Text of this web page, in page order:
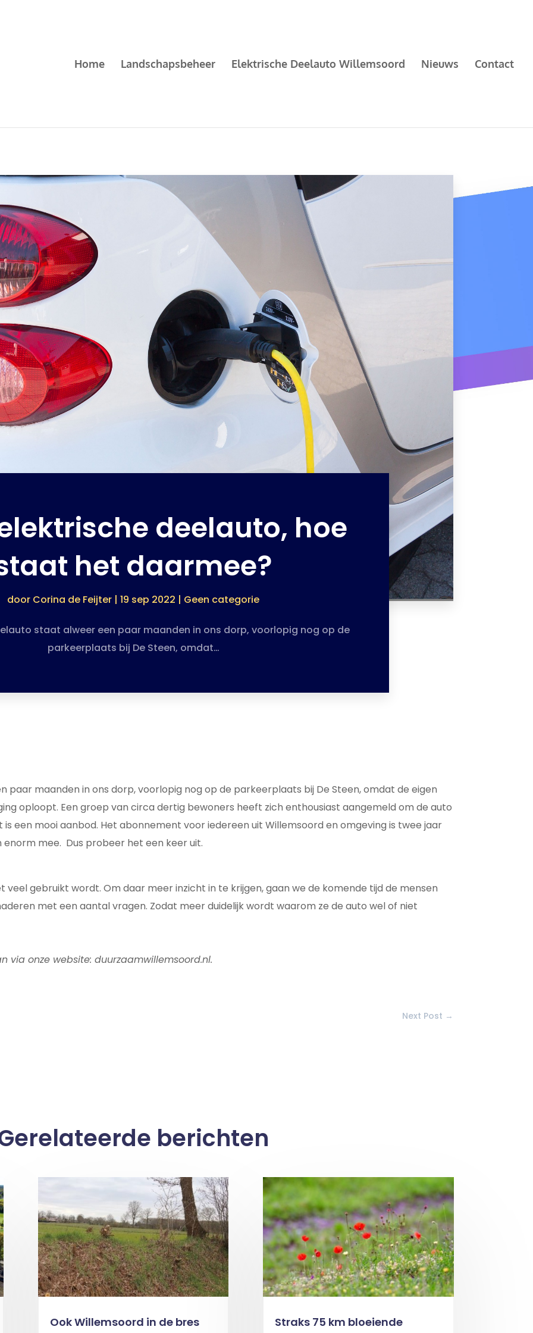
Home Landschapsbeheer Elektrische Deelauto Willemsoord Nieuws Contact
deelauto, hoe
het daarmee?
door Corina de Feijter | 19 sep 2022 | Geen categorie
staat alweer een paar maanden in ons dorp, voorlopig nog op de
parkeerplaats bij De Steen, omdat…
paar maanden in ons dorp, voorlopig nog op de parkeerplaats bij De Steen, omdat de eigen
oploopt. Een groep van circa dertig bewoners heeft zich enthousiast aangemeld om de auto
een mooi aanbod. Het abonnement voor iedereen uit Willemsoord en omgeving is twee jaar
mee. Dus probeer het een keer uit.
gebruikt wordt. Om daar meer inzicht in te krijgen, gaan we de komende tijd de mensen
met een aantal vragen. Zodat meer duidelijk wordt waarom ze de auto wel of niet
via onze website: duurzaamwillemsoord.nl.
Next Post →
berichten
Ook Willemsoord in de bres
Straks 75 km bloeiende